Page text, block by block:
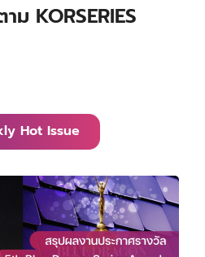
KORSERIES
Hot Issue